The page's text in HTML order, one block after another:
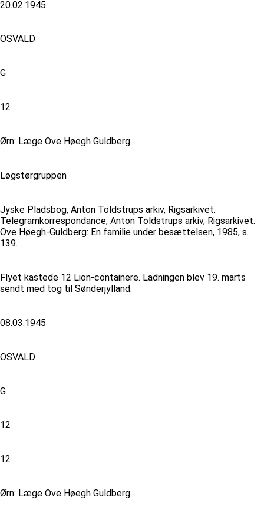
20.02.1945
OSVALD
G
12
Ørn: Læge Ove Høegh Guldberg
Løgstørgruppen
Jyske Pladsbog, Anton Toldstrups arkiv, Rigsarkivet.
Telegramkorrespondance, Anton Toldstrups arkiv, Rigsarkivet.
Ove Høegh-Guldberg: En familie under besættelsen, 1985, s.
139.
Flyet kastede 12 Lion-containere. Ladningen blev 19. marts
sendt med tog til Sønderjylland.
08.03.1945
OSVALD
G
12
12
Ørn: Læge Ove Høegh Guldberg